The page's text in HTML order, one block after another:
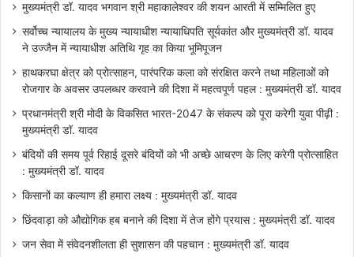
मुख्यमंत्री डॉ. यादव भगवान श्री महाकालेश्‍वर की शयन आरती में सम्मिलित हुए
सर्वोच्च न्यायालय के मुख्‍य न्‍यायाधीश न्यायाधिपति सूर्यकांत और मुख्यमंत्री डॉ. यादव
ने उज्जैन में न्यायाधीश अतिथि गृह का किया भूमिपूजन
हाथकरघा क्षेत्र को प्रोत्साहन, पारंपरिक कला को संरक्षित करने तथा महिलाओं को
रोजगार के अवसर उपलब्धर करवाने की दिशा में महत्वपूर्ण पहल : मुख्यमंत्री डॉ. यादव
प्रधानमंत्री श्री मोदी के विकसित भारत-2047 के संकल्प को पूरा करेगी युवा पीढ़ी :
मुख्यमंत्री डॉ. यादव
बंदियों की समय पूर्व रिहाई दूसरे बंदियों को भी अच्छे आचरण के लिए करेगी प्रोत्साहित
: मुख्यमंत्री डॉ. यादव
किसानों का कल्याण ही हमारा लक्ष्य : मुख्यमंत्री डॉ. यादव
छिंदवाड़ा को औद्योगिक हब बनाने की दिशा में तेज होंगे प्रयास : मुख्यमंत्री डॉ. यादव
जन सेवा में संवेदनशीलता ही सुशासन की पहचान : मुख्यमंत्री डॉ. यादव